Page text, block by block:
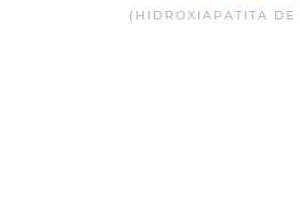
(HIDROXIAPATITA DE